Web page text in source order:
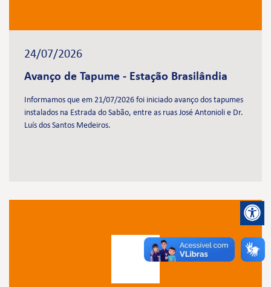
24/07/2026
Avanço de Tapume - Estação Brasilândia
Informamos que em 21/07/2026 foi iniciado avanço dos tapumes
instalados na Estrada do Sabão, entre as ruas José Antonioli e Dr.
Luís dos Santos Medeiros.